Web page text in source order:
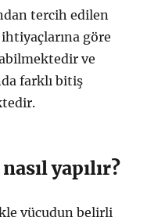
tercih edilen
göre
ve
farklı bitiş
yapılır?
vücudun belirli